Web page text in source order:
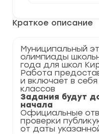
Краткое описание
Муниципальный
олимпиады
года для школ
Работа
и включает в
классов
Задания будут
начала
Официальные
проверки
от даты
этап
по
2024
гг.
Кировская
область
43
регион